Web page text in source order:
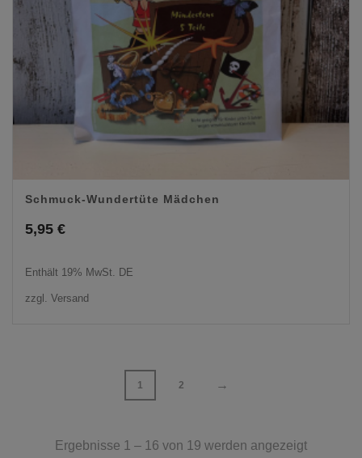
Schmuck-Wundertüte Mädchen
5,95 €
Enthält 19% MwSt. DE
zzgl. Versand
1 2 →
Ergebnisse 1 – 16 von 19 werden angezeigt